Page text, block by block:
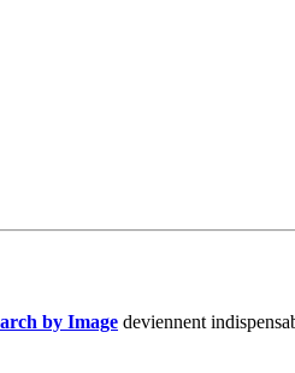
by Image deviennent